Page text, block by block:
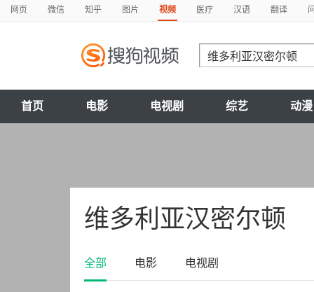
网页 微信 知乎 图片 视频 医疗 汉语 翻译
首页 电影 电视剧 综艺 动漫
维多利亚汉密尔顿
全部 电影 电视剧